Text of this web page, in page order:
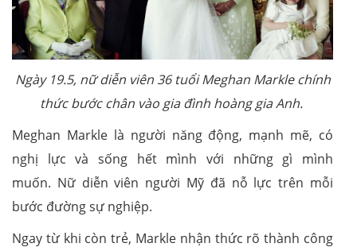
Ngày 19.5, nữ diễn viên 36 tuổi Meghan Markle chính
thức bước chân vào gia đình hoàng gia Anh.
Meghan Markle là người năng động, mạnh mẽ, có
nghị lực và sống hết mình với những gì mình
muốn. Nữ diễn viên người Mỹ đã nỗ lực trên mỗi
bước đường sự nghiệp.
Ngay từ khi còn trẻ, Markle nhận thức rõ thành công